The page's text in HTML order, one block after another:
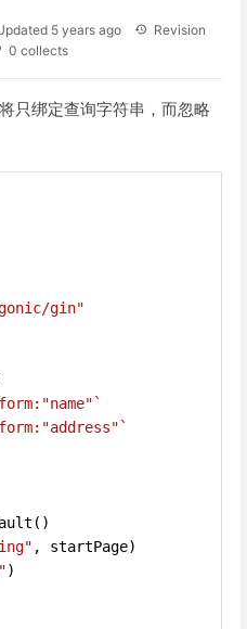
5 years ago
Revision
0 collects
只绑定查询字符串，而忽略
gin"
()
, startPage)
)